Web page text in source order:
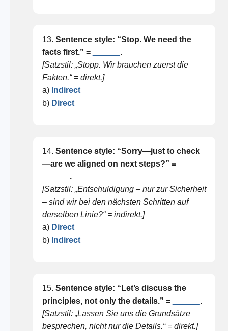
13. Sentence style: “Stop. We need the
facts first.” =
.
[Satzstil: „Stopp. Wir brauchen zuerst die
Fakten.“ = direkt.]
a) Indirect
b) Direct
14. Sentence style: “Sorry—just to check
—are we aligned on next steps?” =
.
[Satzstil: „Entschuldigung – nur zur Sicherheit
– sind wir bei den nächsten Schritten auf
derselben Linie?“ = indirekt.]
a) Direct
b) Indirect
15. Sentence style: “Let’s discuss the
principles, not only the details.” =
.
[Satzstil: „Lassen Sie uns die Grundsätze
besprechen, nicht nur die Details.“ = direkt.]